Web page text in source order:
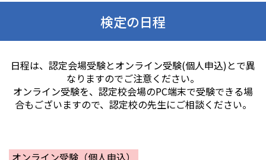
検定の日程
日程は、認定会場受験とオンライン受験(個人申込)とで異
なりますのでご注意ください。
オンライン受験を、認定校会場のPC端末で受験できる場
合もございますので、認定校の先生にご相談ください。
オンライン受験（個人申込）